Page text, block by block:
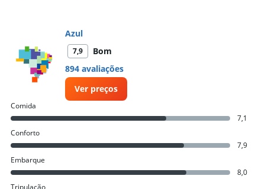
Azul
7,9
Bom
894 avaliações
Ver preços
Comida
7,1
Conforto
7,9
Embarque
8,0
Tripulação